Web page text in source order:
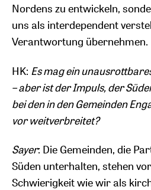
Nordens zu entwickeln,
uns als interdependent
Verantwortung übernehmen.
HK: Es mag ein
– aber ist der Impuls, der
bei den in den Gemeinden
vor weitverbreitet?
Sayer: Die Gemeinden, die
Süden unterhalten, stehen
Schwierigkeit wie wir als